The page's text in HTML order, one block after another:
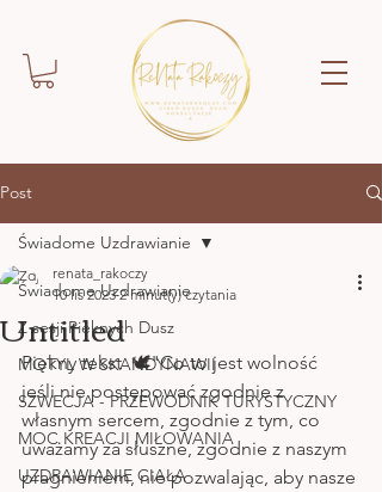
Post
Świadome Uzdrawianie
Z sesji Pięknych Dusz
MOTYL W SKANDYNAWII
SZWECJA - PRZEWODNIK TURYSTYCZNY
MOC KREACJI MIŁOWANIA
UZDRAWIANIE CIAŁA
Świadome Uzdrawianie
Untitled
renata_rakoczy
10 lis 2023 2 minut(y) czytania
Piękny tekst  🕊"Co to jest wolność
jeśli nie postępować zgodnie z
własnym sercem, zgodnie z tym, co
uważamy za słuszne, zgodnie z naszym
pragnieniem, nie pozwalając, aby nasze